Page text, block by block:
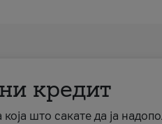
кредит
која што сакате да ја